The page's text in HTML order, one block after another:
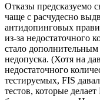
Отказы предсказуемо
чаще с расчудесно
антидопинговых
из-за недостаточного
стало
недопуска. (Хотя на
недостаточного
тестируемых, FIS
тестов, которые